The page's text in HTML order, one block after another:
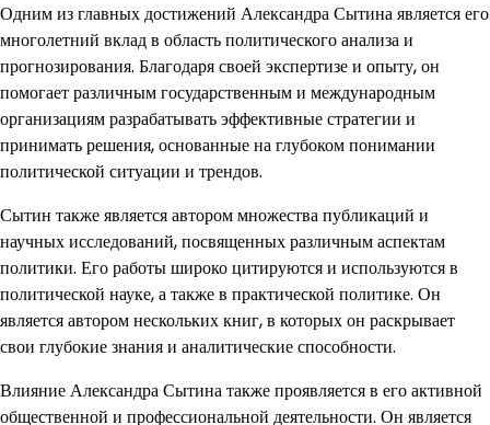
Одним из главных достижений Александра Сытина является его
многолетний вклад в область политического анализа и
прогнозирования. Благодаря своей экспертизе и опыту, он
помогает различным государственным и международным
организациям разрабатывать эффективные стратегии и
принимать решения, основанные на глубоком понимании
политической ситуации и трендов.
Сытин также является автором множества публикаций и
научных исследований, посвященных различным аспектам
политики. Его работы широко цитируются и используются в
политической науке, а также в практической политике. Он
является автором нескольких книг, в которых он раскрывает
свои глубокие знания и аналитические способности.
Влияние Александра Сытина также проявляется в его активной
общественной и профессиональной деятельности. Он является